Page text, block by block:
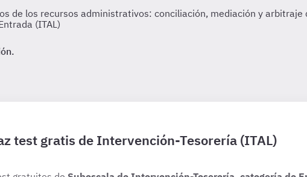
de los recursos administrativos: conciliación, mediación y
(ITAL)
test gratis de Intervención-Tesorería (ITAL)